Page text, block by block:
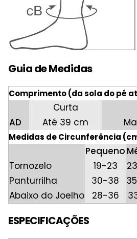
Guia de Medidas
Comprimento (da sola do pé
Curta
AD
Até 39 cm
Medidas de Circunferência
Pequeno
Tornozelo
19-23
Panturrilha
30-38
Abaixo do Joelho
28-36
ESPECIFICAÇÕES